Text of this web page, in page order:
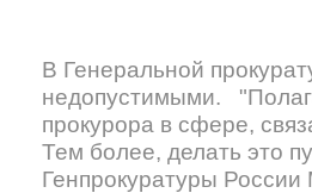
В Генеральной
недопустимыми.
прокурора в сфере,
Тем более, делать это
Генпрокуратуры